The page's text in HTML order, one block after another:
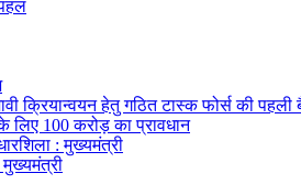
क्रियान्वयन हेतु गठित टास्क फोर्स की
100 करोड़ का प्रावधान
: मुख्यमंत्री